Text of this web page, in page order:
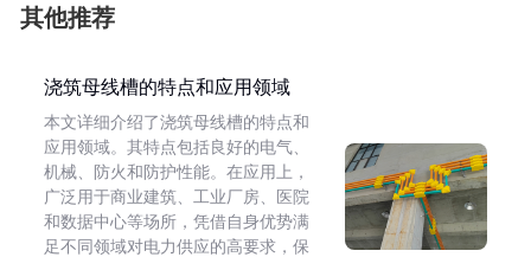
其他推荐
浇筑母线槽的特点和应用领域
本文详细介绍了浇筑母线槽的特点和
应用领域。其特点包括良好的电气、
机械、防火和防护性能。在应用上，
广泛用于商业建筑、工业厂房、医院
和数据中心等场所，凭借自身优势满
足不同领域对电力供应的高要求，保